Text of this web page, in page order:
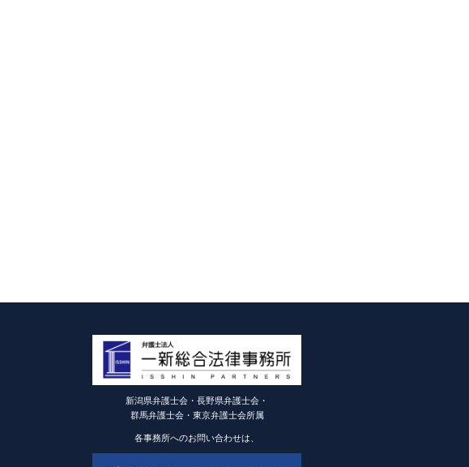
新潟県弁護士会・長野県弁護士会・
群馬弁護士会・東京弁護士会所属
各事務所へのお問い合わせは、